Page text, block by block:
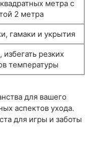
метра с
2 метра
гамаки и укрытия
резких
температуры
для вашего
аспектов ухода.
для игры и заботы